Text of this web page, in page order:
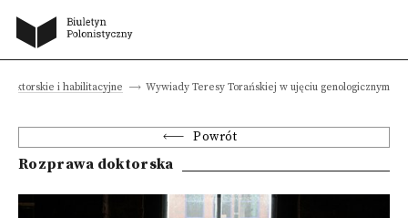
doktorskie i habilitacyjne Wywiady Teresy Torańskiej w ujęciu genologicznym
Powrót
Rozprawa doktorska